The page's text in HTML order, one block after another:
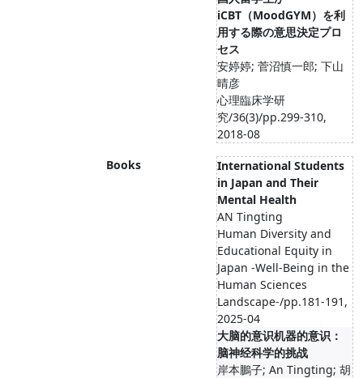
iCBT（MoodGYM）を利
用する際の意思決定プロ
セス
安婷婷; 菅沼慎一郎; 下山
晴彦
心理臨床学研
究/36(3)/pp.299-310,
2018-08
Books
International Students
in Japan and Their
Mental Health
AN Tingting
Human Diversity and
Educational Equity in
Japan -Well-Being in the
Human Sciences
Landscape-/pp.181-191,
2025-04
大脑的意识机器的意识：
脑神经科学的挑战
岸本鵬子; An Tingting; 胡